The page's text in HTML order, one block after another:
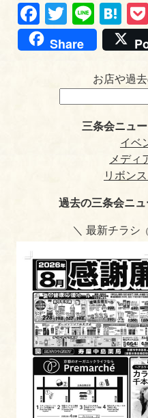
Fa
ce
bo
T
wi
tte
Li
ne
H
at
en
a
Share
お店や過
三条会ニュ
イベ
メディ
リボン
過去の三条会ニュ
＼ 最新チラシ